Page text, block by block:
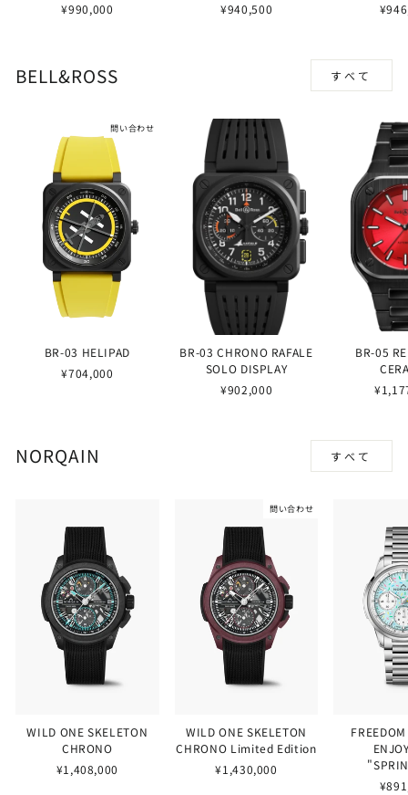
¥990,000 ¥940,500
BELL&ROSS すべて
問い合わせ
BR-03 HELIPAD
¥704,000
BR-03 CHRONO RAFALE
SOLO DISPLAY
¥902,000
BR-05
NORQAIN すべて
WILD ONE SKELETON
CHRONO
¥1,408,000
問い合わせ
WILD ONE SKELETON
CHRONO Limited Edition
¥1,430,000